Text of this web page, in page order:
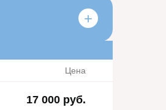
Цена
17 000 руб.